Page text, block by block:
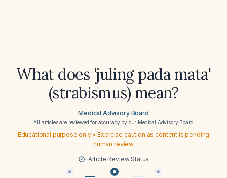
What does 'juling pada mata'
(strabismus) mean?
Medical Advisory Board
All articles are reviewed for accuracy by our Medical Advisory Board
Educational purpose only • Exercise caution as content is pending
human review
Article Review Status